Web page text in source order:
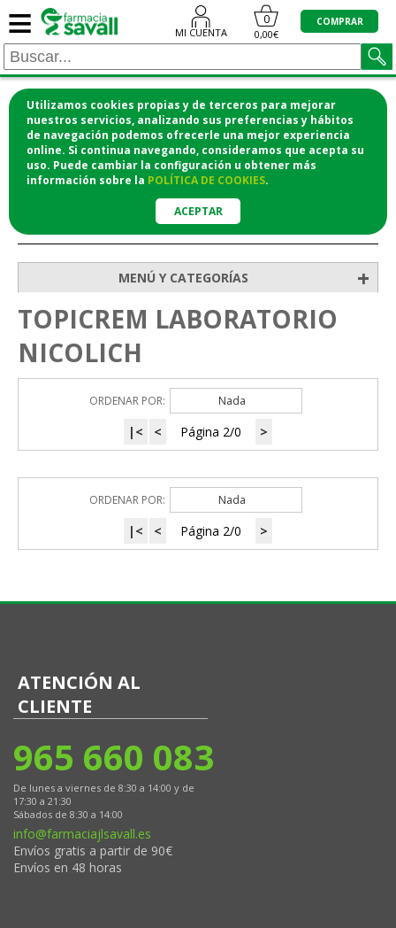
Utilizamos cookies propias y de terceros para mejorar
nuestros servicios, analizando sus preferencias y hábitos
de navegación podemos ofrecerle una mejor experiencia
online. Si continua navegando, consideramos que acepta su
uso. Puede cambiar la configuración u obtener más
información sobre la POLÍTICA DE COOKIES.
ACEPTAR
≡ MI CUENTA
0
0,00€
COMPRAR
¡COMPRA CÓMODAMENTE DESDE CASA Y RECOGE
EN LA FARMACIA!
o si lo prefieres te lo mandamos a casa
MENÚ Y CATEGORÍAS +
TOPICREM LABORATORIO
NICOLICH
ORDENAR POR: Nada
|< < Página 2/0 >
ORDENAR POR: Nada
|< < Página 2/0 >
ATENCIÓN AL
CLIENTE
965 660 083
De lunes a viernes de 8:30 a 14:00 y de
17:30 a 21:30
Sábados de 8:30 a 14:00
info@farmaciajlsavall.es
Envíos gratis a partir de 90€
Envíos en 48 horas